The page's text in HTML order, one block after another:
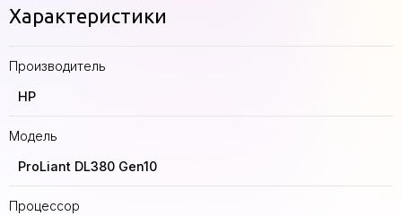
Характеристики
Производитель
HP
Модель
ProLiant DL380 Gen10
Процессор